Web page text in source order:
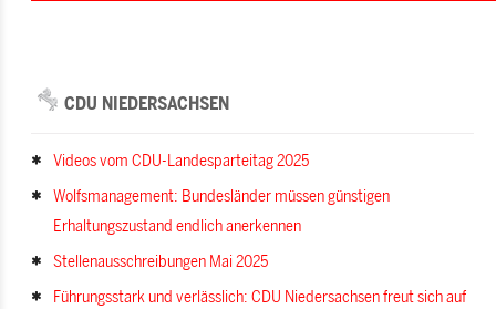
CDU NIEDERSACHSEN
Videos vom CDU-Landesparteitag 2025
Wolfsmanagement: Bundesländer müssen günstigen
Erhaltungszustand endlich anerkennen
Stellenausschreibungen Mai 2025
Führungsstark und verlässlich: CDU Niedersachsen freut sich auf